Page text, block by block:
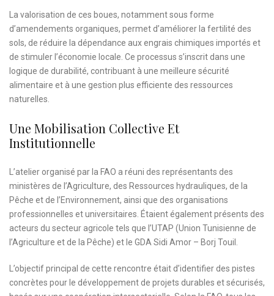
La valorisation de ces boues, notamment sous forme
d’amendements organiques, permet d’améliorer la fertilité des
sols, de réduire la dépendance aux engrais chimiques importés et
de stimuler l’économie locale. Ce processus s’inscrit dans une
logique de durabilité, contribuant à une meilleure sécurité
alimentaire et à une gestion plus efficiente des ressources
naturelles.
Une Mobilisation Collective Et
Institutionnelle
L’atelier organisé par la FAO a réuni des représentants des
ministères de l’Agriculture, des Ressources hydrauliques, de la
Pêche et de l’Environnement, ainsi que des organisations
professionnelles et universitaires. Étaient également présents des
acteurs du secteur agricole tels que l’UTAP (Union Tunisienne de
l’Agriculture et de la Pêche) et le GDA Sidi Amor – Borj Touil.
L’objectif principal de cette rencontre était d’identifier des pistes
concrètes pour le développement de projets durables et sécurisés,